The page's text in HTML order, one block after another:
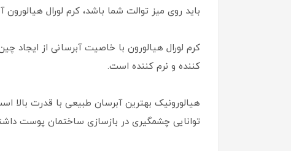
باید روی میز توالت شما باشد، کرم لورال
کرم لورال هیالورون با خاصیت آبرسانی از
کننده و نرم کننده است.
هیالورونیک بهترین آبرسان طبیعی با قدرت بالا
توانایی چشمگیری در بازسازی ساختمان پوست